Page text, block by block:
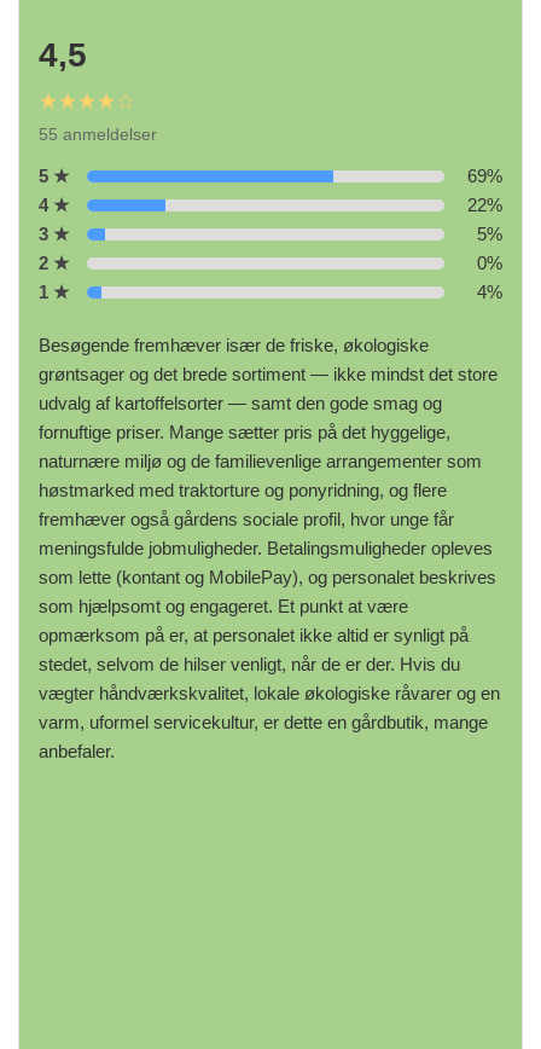
4,5
★★★★☆
55 anmeldelser
5 ★
69%
4 ★
22%
3 ★
5%
2 ★
0%
1 ★
4%
Besøgende fremhæver især de friske, økologiske
grøntsager og det brede sortiment — ikke mindst det store
udvalg af kartoffelsorter — samt den gode smag og
fornuftige priser. Mange sætter pris på det hyggelige,
naturnære miljø og de familievenlige arrangementer som
høstmarked med traktorture og ponyridning, og flere
fremhæver også gårdens sociale profil, hvor unge får
meningsfulde jobmuligheder. Betalingsmuligheder opleves
som lette (kontant og MobilePay), og personalet beskrives
som hjælpsomt og engageret. Et punkt at være
opmærksom på er, at personalet ikke altid er synligt på
stedet, selvom de hilser venligt, når de er der. Hvis du
vægter håndværkskvalitet, lokale økologiske råvarer og en
varm, uformel servicekultur, er dette en gårdbutik, mange
anbefaler.